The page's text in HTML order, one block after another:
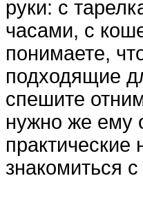
руки: с
часами, с
понимаете,
подходящие
спешите
нужно же ему
знакомиться